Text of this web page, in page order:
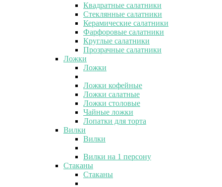
Квадратные салатники
Стеклянные салатники
Керамические салатники
Фарфоровые салатники
Круглые салатники
Прозрачные салатники
Ложки
Ложки
Ложки кофейные
Ложки салатные
Ложки столовые
Чайные ложки
Лопатки для торта
Вилки
Вилки
Вилки на 1 персону
Стаканы
Стаканы